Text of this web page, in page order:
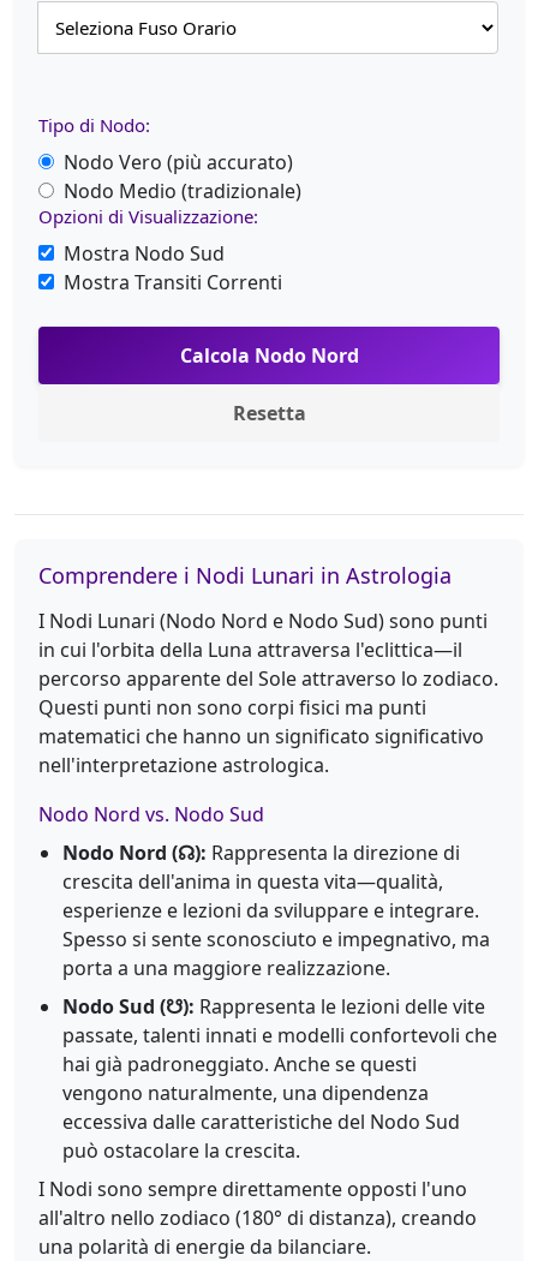
Tipo di Nodo:
Nodo Vero (più accurato)
Nodo Medio (tradizionale)
Opzioni di Visualizzazione:
Mostra Nodo Sud
Mostra Transiti Correnti
Calcola Nodo Nord
Resetta
Comprendere i Nodi Lunari in Astrologia
I Nodi Lunari (Nodo Nord e Nodo Sud) sono punti
in cui l'orbita della Luna attraversa l'eclittica—il
percorso apparente del Sole attraverso lo zodiaco.
Questi punti non sono corpi fisici ma punti
matematici che hanno un significato significativo
nell'interpretazione astrologica.
Nodo Nord vs. Nodo Sud
Nodo Nord (☊): Rappresenta la direzione di
crescita dell'anima in questa vita—qualità,
esperienze e lezioni da sviluppare e integrare.
Spesso si sente sconosciuto e impegnativo, ma
porta a una maggiore realizzazione.
Nodo Sud (☋): Rappresenta le lezioni delle vite
passate, talenti innati e modelli confortevoli che
hai già padroneggiato. Anche se questi
vengono naturalmente, una dipendenza
eccessiva dalle caratteristiche del Nodo Sud
può ostacolare la crescita.
I Nodi sono sempre direttamente opposti l'uno
all'altro nello zodiaco (180° di distanza), creando
una polarità di energie da bilanciare.